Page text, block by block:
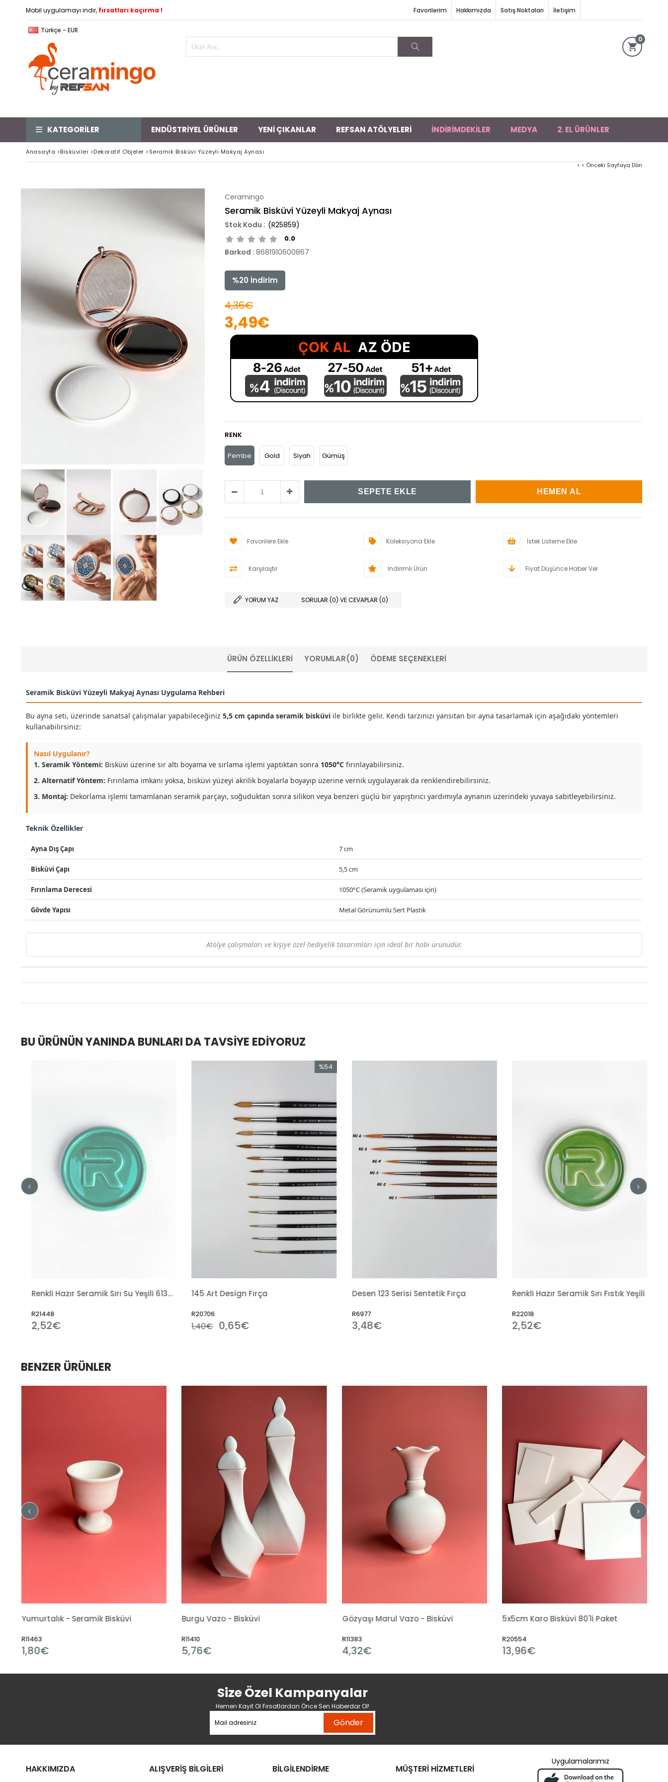
Mobil uygulamayı indir, fırsatları kaçırma ! Hakkımızda Satış Noktaları İletişim
Favorilerim
Türkçe - EUR
0
KATEGORİLER ENDÜSTRİYEL ÜRÜNLER YENİ ÇIKANLAR REFSAN ATÖLYELERİ İNDİRİMDEKİLER MEDYA 2. EL ÜRÜNLER
Anasayfa >Bisküviler >Dekoratif Objeler >Seramik Bisküvi Yüzeyli Makyaj Aynası
< < Önceki Sayfaya Dön
Ceramingo
Seramik Bisküvi Yüzeyli Makyaj Aynası
(R25859)
0.0
Barkod : 8681910600867
%20 İndirim
4,36€
3,49€
RENK
Pembe Gold Siyah Gümüş
Favorilere Ekle Koleksiyona Ekle İstek Listeme Ekle
Karşılaştır İndirimli Ürün Fiyat Düşünce Haber Ver
YORUM YAZ SORULAR (0) VE CEVAPLAR (0)
ÜRÜN ÖZELLIKLERI YORUMLAR(0) ÖDEME SEÇENEKLERI
Seramik Bisküvi Yüzeyli Makyaj Aynası Uygulama Rehberi
Bu ayna seti, üzerinde sanatsal çalışmalar yapabileceğiniz 5,5 cm çapında seramik bisküvi ile birlikte gelir. Kendi tarzınızı yansıtan bir ayna tasarlamak için aşağıdaki yöntemleri
kullanabilirsiniz:
Nasıl Uygulanır?
1. Seramik Yöntemi: Bisküvi üzerine sır altı boyama ve sırlama işlemi yaptıktan sonra 1050°C fırınlayabilirsiniz.
2. Alternatif Yöntem: Fırınlama imkanı yoksa, bisküvi yüzeyi akrilik boyalarla boyayıp üzerine vernik uygulayarak da renklendirebilirsiniz.
3. Montaj: Dekorlama işlemi tamamlanan seramik parçayı, soğuduktan sonra silikon veya benzeri güçlü bir yapıştırıcı yardımıyla aynanın üzerindeki yuvaya sabitleyebilirsiniz.
Teknik Özellikler
Ayna Dış Çapı 7 cm
Bisküvi Çapı 5,5 cm
Fırınlama Derecesi 1050°C (Seramik uygulaması için)
Gövde Yapısı Metal Görünümlü Sert Plastik
Atölye çalışmaları ve kişiye özel hediyelik tasarımları için ideal bir hobi ürünüdür.
BU ÜRÜNÜN YANINDA BUNLARI DA TAVSIYE EDIYORUZ
Renkli Hazır Seramik Sırı Su Yeşili 6135 (1050 °C) 145 Art Design Fırça
0,65€
Desen 123 Serisi Sentetik Fırça Renkli Hazır Seramik Sırı Fıstık Yeşili 6133 Renkli Hazır
BENZER ÜRÜNLER
Yumurtalık - Seramik Bisküvi
R11463
1,80€
Burgu Vazo - Bisküvi
R11410
5,76€
Gözyaşı Marul Vazo - Bisküvi
R11383
4,32€
5x5cm Karo Bisküvi 80'li Paket
R20554
13,96€
Size Özel Kampanyalar
Hemen Kayıt Ol Fırsatlardan Önce Sen Haberdar Ol!
Gönder
HAKKIMIZDA ALIŞVERİŞ BİLGİLERİ BİLGİLENDİRME MÜŞTERİ HİZMETLERİ
Uygulamalarımız